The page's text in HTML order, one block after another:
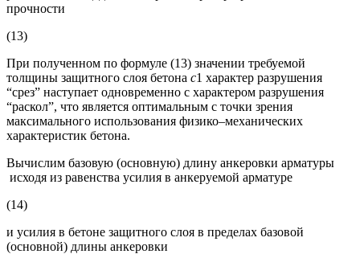
прочности
(13)
При полученном по формуле (13) значении требуемой
толщины защитного слоя бетона с1 характер разрушения
“срез” наступает одновременно с характером разрушения
“раскол”, что является оптимальным с точки зрения
максимального использования физико–механических
характеристик бетона.
Вычислим базовую (основную) длину анкеровки арматуры
исходя из равенства усилия в анкеруемой арматуре
(14)
и усилия в бетоне защитного слоя в пределах базовой
(основной) длины анкеровки